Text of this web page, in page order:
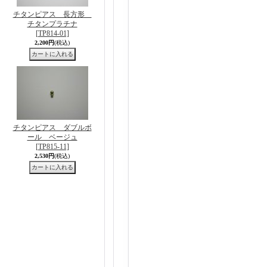
チタンピアス 長方形
チタンプラチナ
[TP814-01]
2,200円(税込)
チタンピアス ダブルボ
ール ベージュ
[TP815-11]
2,530円(税込)